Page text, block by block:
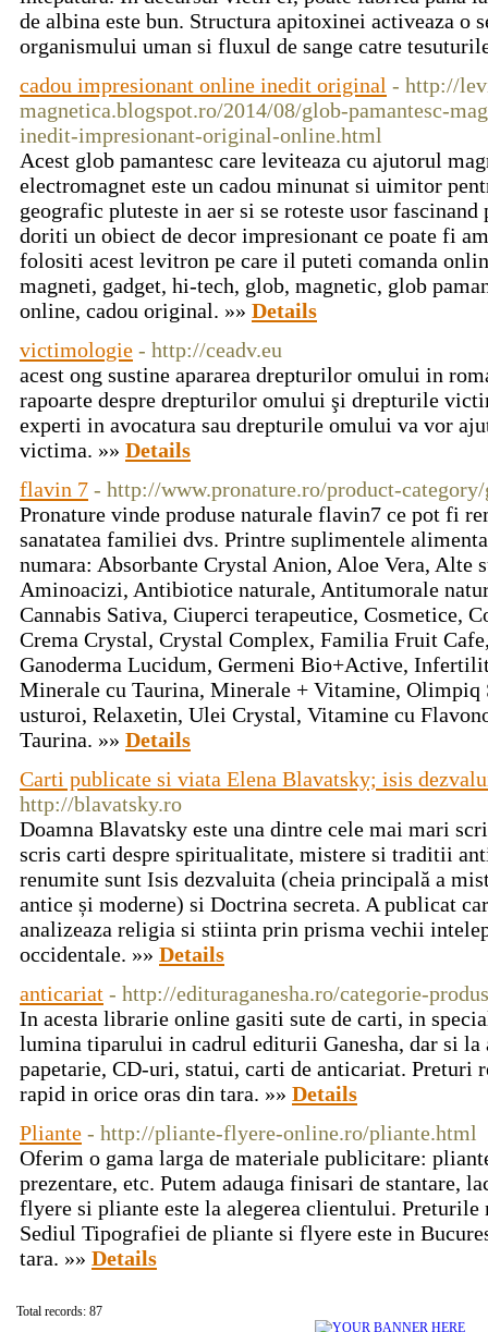
de albina este bun. Structura apitoxinei activeaza o
organismului uman si fluxul de sange catre
cadou impresionant online inedit original - http://
magnetica.blogspot.ro/2014/08/glob-pamantesc-
inedit-impresionant-original-online.html
Acest glob pamantesc care leviteaza cu ajutorul
electromagnet este un cadou minunat si uimitor
geografic pluteste in aer si se roteste usor
doriti un obiect de decor impresionant ce poate fi
folositi acest levitron pe care il puteti comanda
magneti, gadget, hi-tech, glob, magnetic, glob
online, cadou original. »» Details
victimologie - http://ceadv.eu
acest ong sustine apararea drepturilor omului in
rapoarte despre drepturilor omului şi drepturile
experti in avocatura sau drepturile omului va vor
victima. »» Details
flavin 7 - http://www.pronature.ro/product-
Pronature vinde produse naturale flavin7 ce pot fi
sanatatea familiei dvs. Printre suplimentele
numara: Absorbante Crystal Anion, Aloe Vera, Alte
Aminoacizi, Antibiotice naturale, Antitumorale
Cannabis Sativa, Ciuperci terapeutice, Cosmetice,
Crema Crystal, Crystal Complex, Familia Fruit
Ganoderma Lucidum, Germeni Bio+Active,
Minerale cu Taurina, Minerale + Vitamine, Olimpiq
usturoi, Relaxetin, Ulei Crystal, Vitamine cu
Taurina. »» Details
Carti publicate si viata Elena Blavatsky; isis
http://blavatsky.ro
Doamna Blavatsky este una dintre cele mai mari
scris carti despre spiritualitate, mistere si traditii
renumite sunt Isis dezvaluita (cheia principală a
antice și moderne) si Doctrina secreta. A publicat
analizeaza religia si stiinta prin prisma vechii
occidentale. »» Details
anticariat - http://edituraganesha.ro/categorie-
In acesta librarie online gasiti sute de carti, in
lumina tiparului in cadrul editurii Ganesha, dar si
papetarie, CD-uri, statui, carti de anticariat. Preturi
rapid in orice oras din tara. »» Details
Pliante - http://pliante-flyere-online.ro/pliante.html
Oferim o gama larga de materiale publicitare:
prezentare, etc. Putem adauga finisari de stantare,
flyere si pliante este la alegerea clientului.
Sediul Tipografiei de pliante si flyere este in
tara. »» Details
Total records: 87